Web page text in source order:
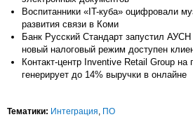
Воспитанники «IT-куба» оцифровали
развития связи в Коми
Банк Русский Стандарт запустил
новый налоговый режим доступен
Контакт-центр Inventive Retail Group
генерирует до 14% выручки в онлайне
Тематики: Интеграция, ПО